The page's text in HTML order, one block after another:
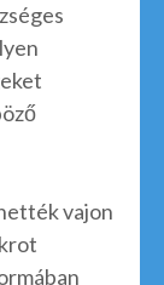
vajon